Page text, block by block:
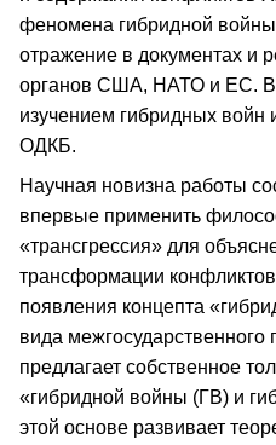
феномена гибридной
отражение в документах и
органов США, НАТО и ЕС. В
изучением гибридных войн
ОДКБ.
Научная новизна работы
впервые применить
«трансгрессия» для
трансформации
появления концепта
вида межгосударственного
предлагает собственное
«гибридной войны (ГВ) и
этой основе развивает